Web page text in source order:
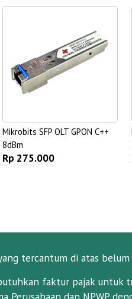
Mikrobits SFP OLT GPON C++
8dBm
Rp 275.000
tercantum di atas
faktur pajak untuk
Perusahaan dan NPWP